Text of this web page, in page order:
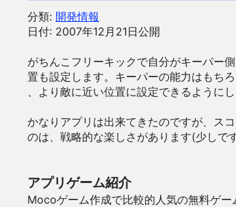
分類: 開発情報
日付: 2007年12月21日公開
がちんこフリーキックで自分がキーパー
置も設定します。キーパーの能力はもち
、より敵に近い位置に設定できるようにし
かなりアプリは出来てきたのですが、ス
のは、戦略的な楽しさがあります(少しで
アプリゲーム紹介
Mocoゲーム作成で比較的人気の無料ゲー